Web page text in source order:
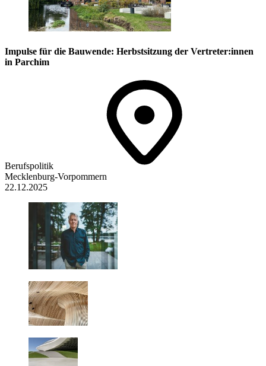
Impulse für die Bauwende: Herbstsitzung der Vertreter:innen
in Parchim
Berufspolitik
Mecklenburg-Vorpommern
22.12.2025